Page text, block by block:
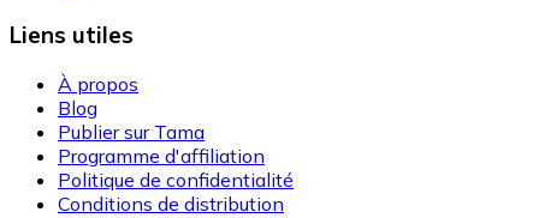
Liens utiles
À propos
Blog
Publier sur Tama
Programme d'affiliation
Politique de confidentialité
Conditions de distribution